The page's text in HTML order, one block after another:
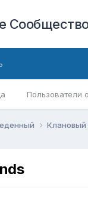
Пользователи
Клановый